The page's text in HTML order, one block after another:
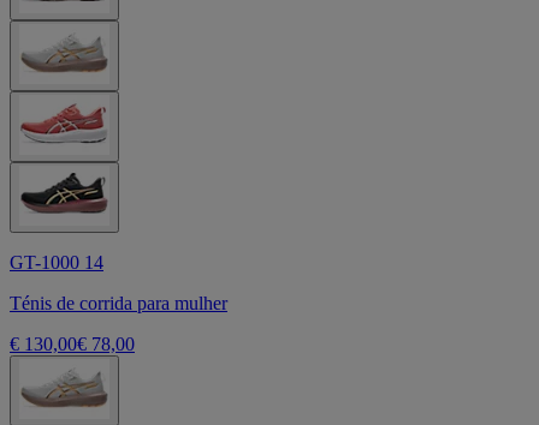
GT-1000 14
Ténis de corrida para mulher
€ 130,00€ 78,00